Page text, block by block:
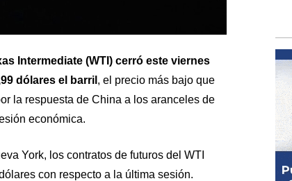
Intermediate (WTI) cerró este viernes
dólares el barril , el precio más bajo que
la respuesta de China a los aranceles de
económica.
York, los contratos de futuros del WTI
con respecto a la última sesión.